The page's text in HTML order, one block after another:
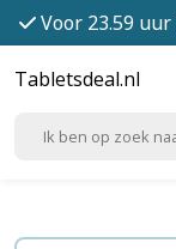
Voor 23.59
Tabletsdeal.nl